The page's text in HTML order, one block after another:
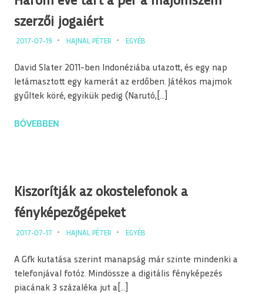
szerzői jogaiért
2017-07-19 HAJNAL PÉTER EGYÉB
David Slater 2011-ben Indonéziába utazott, és egy nap
letámasztott egy kamerát az erdőben. Játékos majmok
gyűltek köré, egyikük pedig (Narutó,[…]
BŐVEBBEN
Kiszorítják az okostelefonok a
fényképezőgépeket
2017-07-17 HAJNAL PÉTER EGYÉB
A Gfk kutatása szerint manapság már szinte mindenki a
telefonjával fotóz. Mindössze a digitális fényképezés
piacának 3 százaléka jut a[…]